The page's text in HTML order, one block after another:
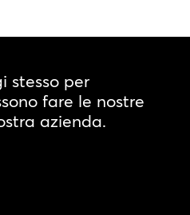
stesso per
fare le nostre
azienda.